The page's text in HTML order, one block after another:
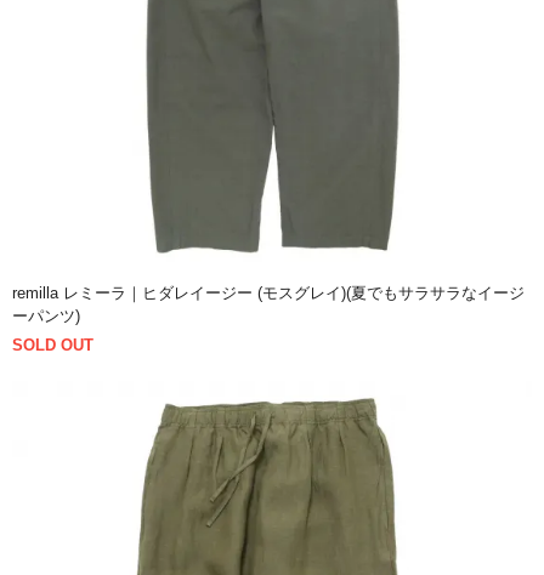
remilla レミーラ｜ヒダレイージー (モスグレイ)(夏でもサラサラなイージ
ーパンツ)
SOLD OUT